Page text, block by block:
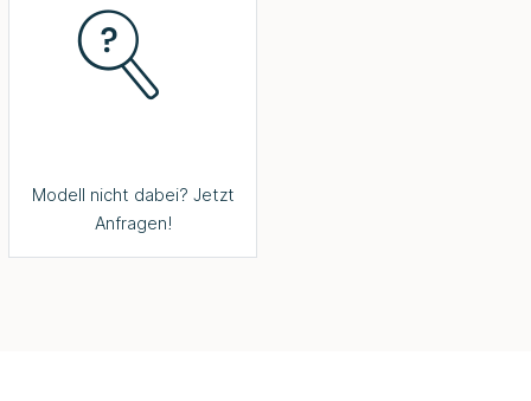
Modell nicht dabei? Jetzt
Anfragen!